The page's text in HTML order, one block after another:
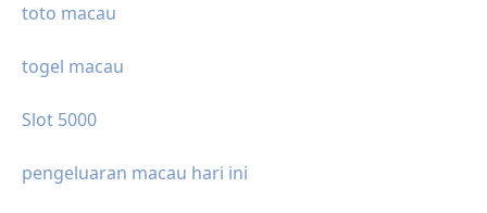
toto macau
togel macau
Slot 5000
pengeluaran macau hari ini